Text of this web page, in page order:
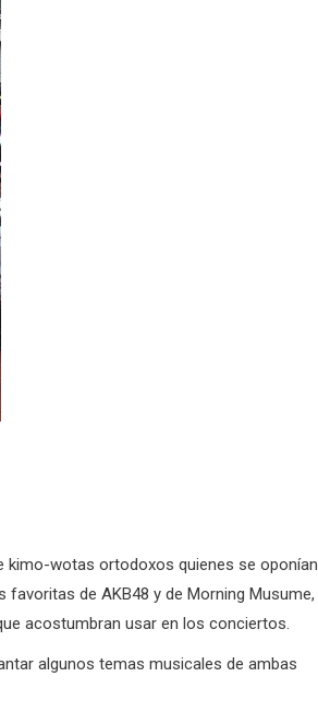
kimo-wotas ortodoxos quienes se oponían
de AKB48 y de Morning Musume,
acostumbran usar en los conciertos.
algunos temas musicales de ambas